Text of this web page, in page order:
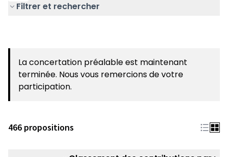
Filtrer et rechercher
La concertation préalable est maintenant
terminée. Nous vous remercions de votre
participation.
466 propositions